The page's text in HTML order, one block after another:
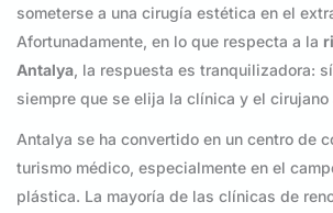
someterse a una cirugía estética en el
Afortunadamente, en lo que respecta a la
Antalya, la respuesta es tranquilizadora:
siempre que se elija la clínica y el cirujano
Antalya se ha convertido en un centro de
turismo médico, especialmente en el
plástica. La mayoría de las clínicas de